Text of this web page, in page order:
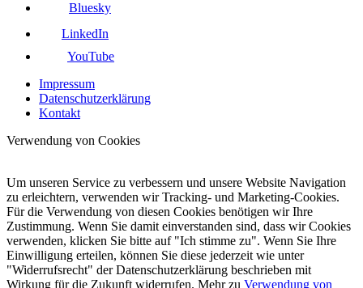
Bluesky
LinkedIn
YouTube
Impressum
Datenschutzerklärung
Kontakt
Verwendung von Cookies
Um unseren Service zu verbessern und unsere Website Navigation
zu erleichtern, verwenden wir Tracking- und Marketing-Cookies.
Für die Verwendung von diesen Cookies benötigen wir Ihre
Zustimmung. Wenn Sie damit einverstanden sind, dass wir Cookies
verwenden, klicken Sie bitte auf "Ich stimme zu". Wenn Sie Ihre
Einwilligung erteilen, können Sie diese jederzeit wie unter
"Widerrufsrecht" der Datenschutzerklärung beschrieben mit
Wirkung für die Zukunft widerrufen. Mehr zu Verwendung von